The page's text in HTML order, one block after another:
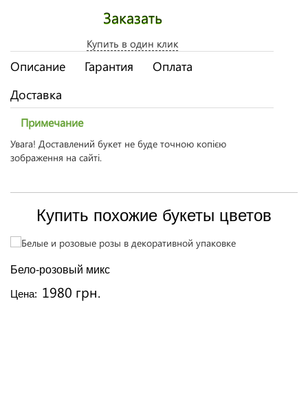
Заказать
Купить в один клик
Описание Гарантия
Оплата
Доставка
Примечание
Увага! Доставлений букет не буде точною копією
зображення на сайті.
Купить похожие букеты цветов
Бело-розовый микс
Цена: 1980 грн.